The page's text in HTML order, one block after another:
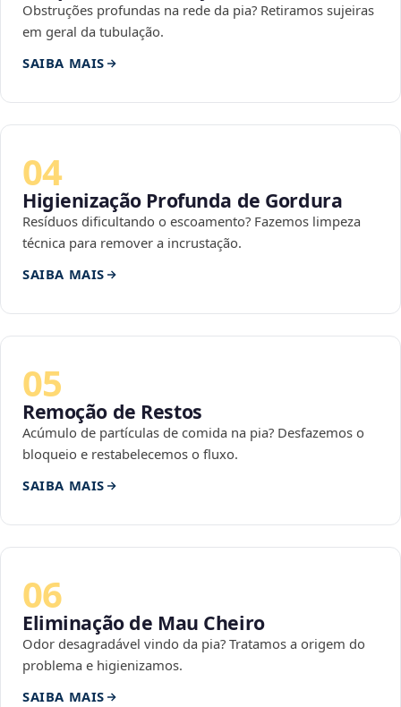
Obstruções profundas na rede da pia? Retiramos sujeiras
em geral da tubulação.
SAIBA MAIS
04
Higienização Profunda de Gordura
Resíduos dificultando o escoamento? Fazemos limpeza
técnica para remover a incrustação.
SAIBA MAIS
05
Remoção de Restos
Acúmulo de partículas de comida na pia? Desfazemos o
bloqueio e restabelecemos o fluxo.
SAIBA MAIS
06
Eliminação de Mau Cheiro
Odor desagradável vindo da pia? Tratamos a origem do
problema e higienizamos.
SAIBA MAIS